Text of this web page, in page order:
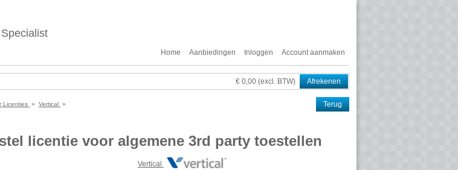
Home Aanbiedingen Inloggen Account aanmaken
€ 0,00 (excl. BTW) Afrekenen
Licenties » Vertical » Terug
licentie voor algemene 3rd party toestellen
Vertical